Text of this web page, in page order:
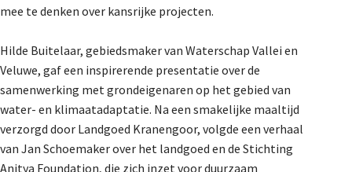
mee te denken over kansrijke projecten.
Hilde Buitelaar, gebiedsmaker van Waterschap Vallei en
Veluwe, gaf een inspirerende presentatie over de
samenwerking met grondeigenaren op het gebied van
water- en klimaatadaptatie. Na een smakelijke maaltijd
verzorgd door Landgoed Kranengoor, volgde een verhaal
van Jan Schoemaker over het landgoed en de Stichting
Anitya Foundation, die zich inzet voor duurzaam